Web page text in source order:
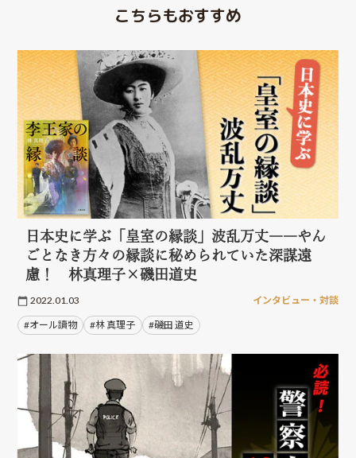
こちらもおすすめ
日本史に学ぶ「皇室の縁談」波乱万丈――やん
ごとなき方々の縁談に秘められていた深謀遠
慮！ 林真理子×磯田道史
2022.01.03 インタビュー・対談
#オール讀物 #林 真理子 #磯田 道史